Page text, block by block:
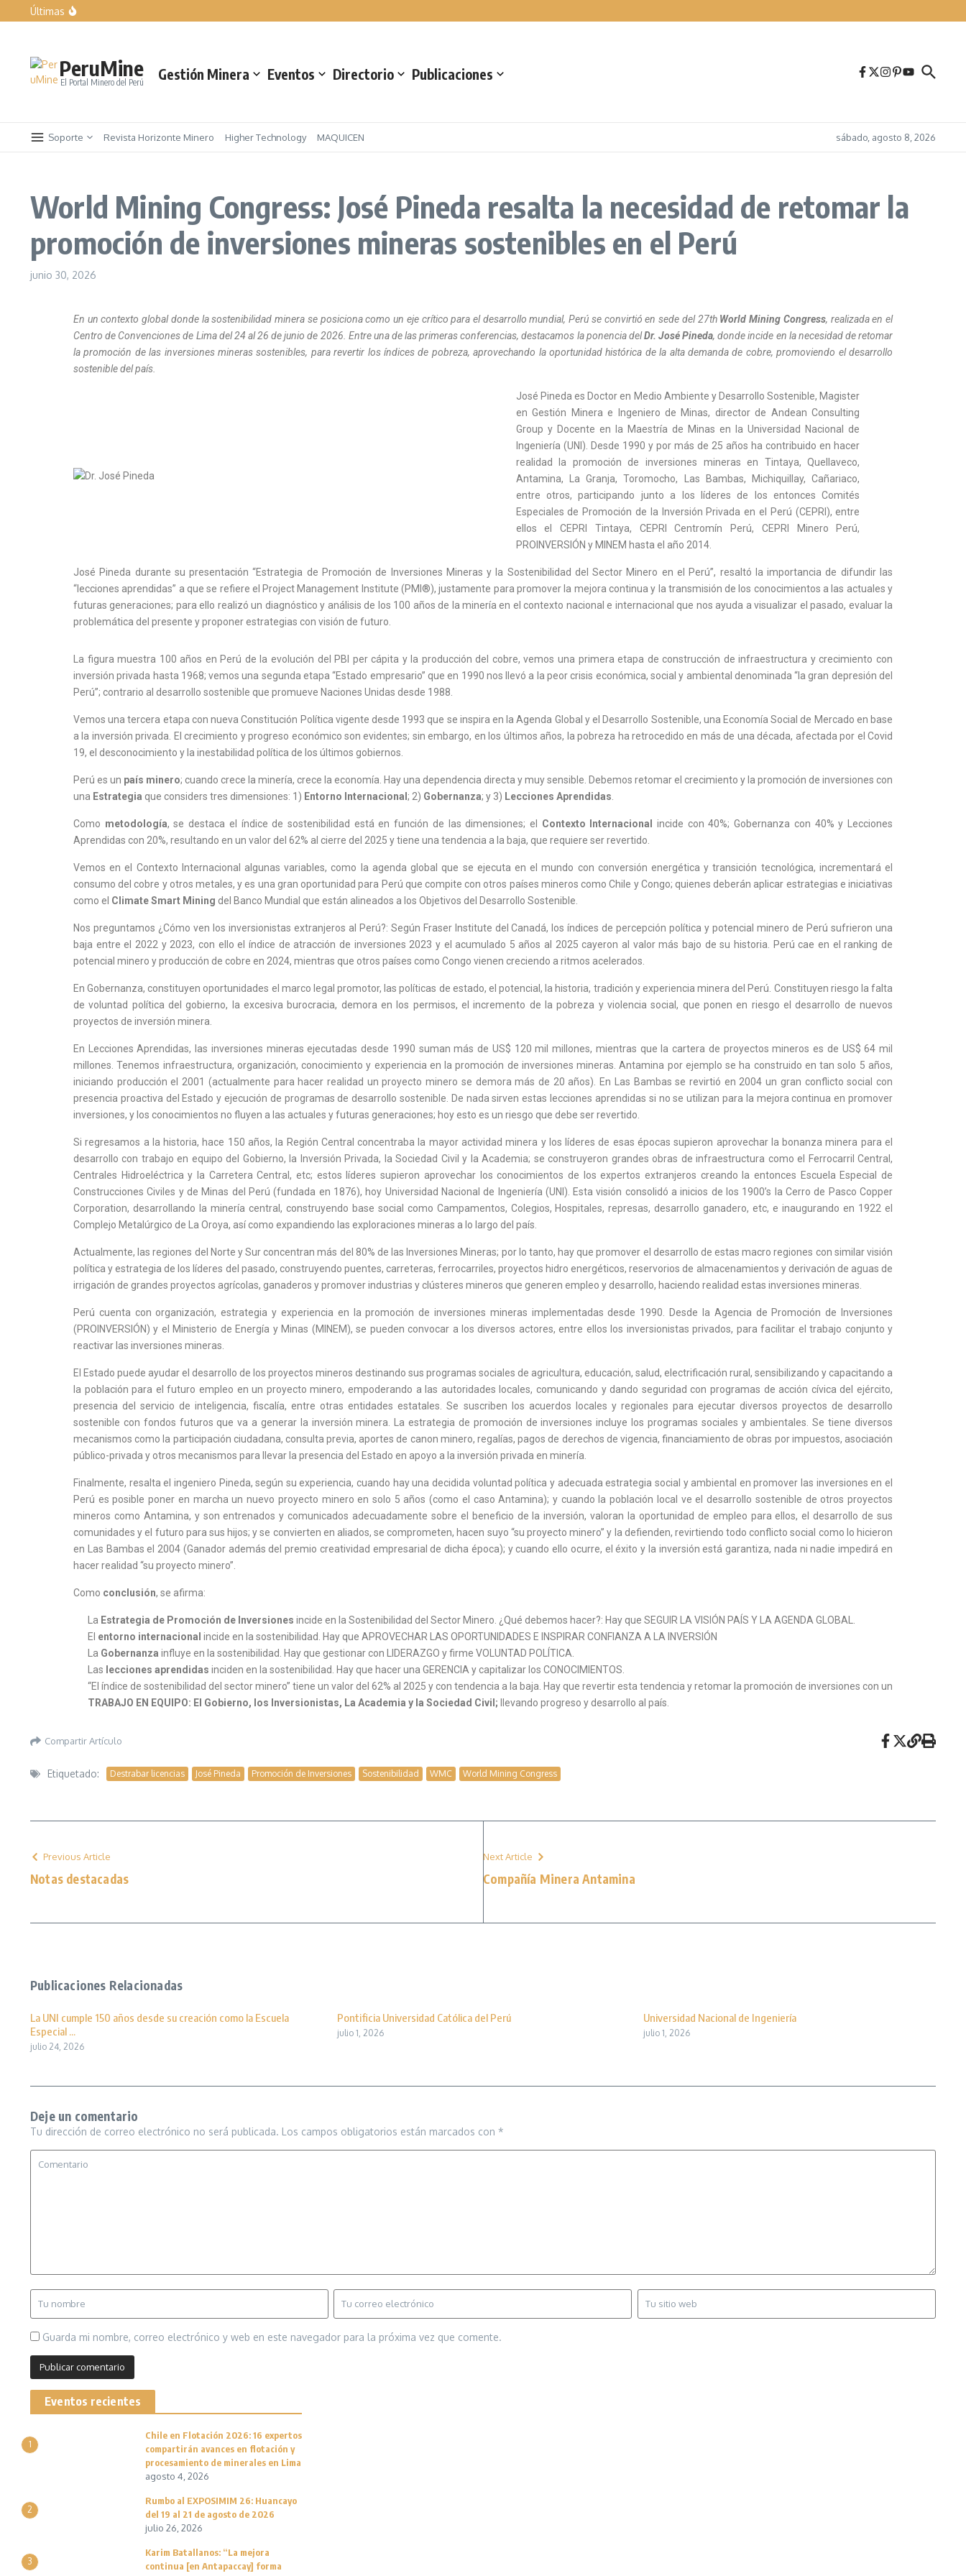
Últimas
LIQUI MOLY exhibe las soluciones para el taller del mañana en Automechanika
PeruMine
El Portal Minero del Perú Gestión Minera Eventos Directorio Publicaciones
Soporte Revista Horizonte Minero Higher Technology MAQUICEN sábado, agosto 8, 2026
World Mining Congress: José Pineda resalta la necesidad de retomar la
promoción de inversiones mineras sostenibles en el Perú
junio 30, 2026
En un contexto global donde la sostenibilidad minera se posiciona como un eje crítico para el desarrollo mundial, Perú se convirtió en sede del 27th World Mining Congress, realizada en el
Centro de Convenciones de Lima del 24 al 26 de junio de 2026. Entre una de las primeras conferencias, destacamos la ponencia delDr. José Pineda, donde incide en la necesidad de retomar
la promoción de las inversiones mineras sostenibles, para revertir los índices de pobreza, aprovechando la oportunidad histórica de la alta demanda de cobre, promoviendo el desarrollo
sostenible del país.
José Pineda es Doctor en Medio Ambiente y Desarrollo Sostenible, Magister
en Gestión Minera e Ingeniero de Minas, director de Andean Consulting
Group y Docente en la Maestría de Minas en la Universidad Nacional de
Ingeniería (UNI). Desde 1990 y por más de 25 años ha contribuido en hacer
realidad la promoción de inversiones mineras en Tintaya, Quellaveco,
Antamina, La Granja, Toromocho, Las Bambas, Michiquillay, Cañariaco,
entre otros, participando junto a los líderes de los entonces Comités
Especiales de Promoción de la Inversión Privada en el Perú (CEPRI), entre
ellos el CEPRI Tintaya, CEPRI Centromín Perú, CEPRI Minero Perú,
PROINVERSIÓN y MINEM hasta el año 2014.
José Pineda durante su presentación “Estrategia de Promoción de Inversiones Mineras y la Sostenibilidad del Sector Minero en el Perú”, resaltó la importancia de difundir las
“lecciones aprendidas” a que se refiere el Project Management Institute (PMI®), justamente para promover la mejora continua y la transmisión de los conocimientos a las actuales y
futuras generaciones; para ello realizó un diagnóstico y análisis de los 100 años de la minería en el contexto nacional e internacional que nos ayuda a visualizar el pasado, evaluar la
problemática del presente y proponer estrategias con visión de futuro.
La figura muestra 100 años en Perú de la evolución del PBI per cápita y la producción del cobre, vemos una primera etapa de construcción de infraestructura y crecimiento con
inversión privada hasta 1968; vemos una segunda etapa “Estado empresario” que en 1990 nos llevó a la peor crisis económica, social y ambiental denominada “la gran depresión del
Perú”; contrario al desarrollo sostenible que promueve Naciones Unidas desde 1988.
Vemos una tercera etapa con nueva Constitución Política vigente desde 1993 que se inspira en la Agenda Global y el Desarrollo Sostenible, una Economía Social de Mercado en base
a la inversión privada. El crecimiento y progreso económico son evidentes; sin embargo, en los últimos años, la pobreza ha retrocedido en más de una década, afectada por el Covid
19, el desconocimiento y la inestabilidad política de los últimos gobiernos.
Perú es un país minero; cuando crece la minería, crece la economía. Hay una dependencia directa y muy sensible. Debemos retomar el crecimiento y la promoción de inversiones con
una Estrategia que considers tres dimensiones: 1) Entorno Internacional ; 2) Gobernanza; y 3) Lecciones Aprendidas
Como metodología, se destaca el índice de sostenibilidad está en función de las dimensiones; el Contexto Internacional
incide con 40%; Gobernanza con 40% y Lecciones
Aprendidas con 20%, resultando en un valor del 62% al cierre del 2025 y tiene una tendencia a la baja, que requiere ser revertido.
Vemos en el Contexto Internacional algunas variables, como la agenda global que se ejecuta en el mundo con conversión energética y transición tecnológica, incrementará el
consumo del cobre y otros metales, y es una gran oportunidad para Perú que compite con otros países mineros como Chile y Congo; quienes deberán aplicar estrategias e iniciativas
como el Climate Smart Mining del Banco Mundial que están alineados a los Objetivos del Desarrollo Sostenible.
Nos preguntamos ¿Cómo ven los inversionistas extranjeros al Perú?: Según Fraser Institute del Canadá, los índices de percepción política y potencial minero de Perú sufrieron una
baja entre el 2022 y 2023, con ello el índice de atracción de inversiones 2023 y el acumulado 5 años al 2025 cayeron al valor más bajo de su historia. Perú cae en el ranking de
potencial minero y producción de cobre en 2024, mientras que otros países como Congo vienen creciendo a ritmos acelerados.
En Gobernanza, constituyen oportunidades el marco legal promotor, las políticas de estado, el potencial, la historia, tradición y experiencia minera del Perú. Constituyen riesgo la falta
de voluntad política del gobierno, la excesiva burocracia, demora en los permisos, el incremento de la pobreza y violencia social, que ponen en riesgo el desarrollo de nuevos
proyectos de inversión minera.
En Lecciones Aprendidas, las inversiones mineras ejecutadas desde 1990 suman más de US$ 120 mil millones, mientras que la cartera de proyectos mineros es de US$ 64 mil
millones. Tenemos infraestructura, organización, conocimiento y experiencia en la promoción de inversiones mineras. Antamina por ejemplo se ha construido en tan solo 5 años,
iniciando producción el 2001 (actualmente para hacer realidad un proyecto minero se demora más de 20 años). En Las Bambas se revirtió en 2004 un gran conflicto social con
presencia proactiva del Estado y ejecución de programas de desarrollo sostenible. De nada sirven estas lecciones aprendidas si no se utilizan para la mejora continua en promover
inversiones, y los conocimientos no fluyen a las actuales y futuras generaciones; hoy esto es un riesgo que debe ser revertido.
Si regresamos a la historia, hace 150 años, la Región Central concentraba la mayor actividad minera y los líderes de esas épocas supieron aprovechar la bonanza minera para el
desarrollo con trabajo en equipo del Gobierno, la Inversión Privada, la Sociedad Civil y la Academia; se construyeron grandes obras de infraestructura como el Ferrocarril Central,
Centrales Hidroeléctrica y la Carretera Central, etc; estos líderes supieron aprovechar los conocimientos de los expertos extranjeros creando la entonces Escuela Especial de
Construcciones Civiles y de Minas del Perú (fundada en 1876), hoy Universidad Nacional de Ingeniería (UNI). Esta visión consolidó a inicios de los 1900’s la Cerro de Pasco Copper
Corporation, desarrollando la minería central, construyendo base social como Campamentos, Colegios, Hospitales, represas, desarrollo ganadero, etc, e inaugurando en 1922 el
Complejo Metalúrgico de La Oroya, así como expandiendo las exploraciones mineras a lo largo del país.
Actualmente, las regiones del Norte y Sur concentran más del 80% de las Inversiones Mineras; por lo tanto, hay que promover el desarrollo de estas macro regiones con similar visión
política y estrategia de los líderes del pasado, construyendo puentes, carreteras, ferrocarriles, proyectos hidro energéticos, reservorios de almacenamientos y derivación de aguas de
irrigación de grandes proyectos agrícolas, ganaderos y promover industrias y clústeres mineros que generen empleo y desarrollo, haciendo realidad estas inversiones mineras.
Perú cuenta con organización, estrategia y experiencia en la promoción de inversiones mineras implementadas desde 1990. Desde la Agencia de Promoción de Inversiones
(PROINVERSIÓN) y el Ministerio de Energía y Minas (MINEM), se pueden convocar a los diversos actores, entre ellos los inversionistas privados, para facilitar el trabajo conjunto y
reactivar las inversiones mineras.
El Estado puede ayudar el desarrollo de los proyectos mineros destinando sus programas sociales de agricultura, educación, salud, electrificación rural, sensibilizando y capacitando a
la población para el futuro empleo en un proyecto minero, empoderando a las autoridades locales, comunicando y dando seguridad con programas de acción cívica del ejército,
presencia del servicio de inteligencia, fiscalía, entre otras entidades estatales. Se suscriben los acuerdos locales y regionales para ejecutar diversos proyectos de desarrollo
sostenible con fondos futuros que va a generar la inversión minera. La estrategia de promoción de inversiones incluye los programas sociales y ambientales. Se tiene diversos
mecanismos como la participación ciudadana, consulta previa, aportes de canon minero, regalías, pagos de derechos de vigencia, financiamiento de obras por impuestos, asociación
público-privada y otros mecanismos para llevar la presencia del Estado en apoyo a la inversión privada en minería.
Finalmente, resalta el ingeniero Pineda, según su experiencia, cuando hay una decidida voluntad política y adecuada estrategia social y ambiental en promover las inversiones en el
Perú es posible poner en marcha un nuevo proyecto minero en solo 5 años (como el caso Antamina); y cuando la población local ve el desarrollo sostenible de otros proyectos
mineros como Antamina, y son entrenados y comunicados adecuadamente sobre el beneficio de la inversión, valoran la oportunidad de empleo para ellos, el desarrollo de sus
comunidades y el futuro para sus hijos; y se convierten en aliados, se comprometen, hacen suyo “su proyecto minero” y la defienden, revirtiendo todo conflicto social como lo hicieron
en Las Bambas el 2004 (Ganador además del premio creatividad empresarial de dicha época); y cuando ello ocurre, el éxito y la inversión está garantiza, nada ni nadie impedirá en
hacer realidad “su proyecto minero”.
Como conclusión, se afirma:
La Estrategia de Promoción de Inversiones incide en la Sostenibilidad del Sector Minero. ¿Qué debemos hacer?: Hay que SEGUIR LA VISIÓN PAÍS Y LA AGENDA GLOBAL.
El entorno internacional incide en la sostenibilidad. Hay que APROVECHAR LAS OPORTUNIDADES E INSPIRAR CONFIANZA A LA INVERSIÓN
La Gobernanza influye en la sostenibilidad. Hay que gestionar con LIDERAZGO y firme VOLUNTAD POLÍTICA.
Las lecciones aprendidas inciden en la sostenibilidad. Hay que hacer una GERENCIA y capitalizar los CONOCIMIENTOS.
“El índice de sostenibilidad del sector minero” tiene un valor del 62% al 2025 y con tendencia a la baja. Hay que revertir esta tendencia y retomar la promoción de inversiones con un
TRABAJO EN EQUIPO: El Gobierno, los Inversionistas, La Academia y la Sociedad Civil; llevando progreso y desarrollo al país.
Compartir Artículo
Etiquetado: Destrabar licencias José Pineda Promoción de Inversiones Sostenibilidad WMC World Mining Congress
Previous Article
Notas destacadas
Next Article
Compañía Minera Antamina
Publicaciones Relacionadas
La UNI cumple 150 años desde su creación como la Escuela
Especial ...
julio 24, 2026
Pontificia Universidad Católica del Perú
julio 1, 2026
Universidad Nacional de Ingeniería
julio 1, 2026
Deje un comentario
Tu dirección de correo electrónico no será publicada. Los campos obligatorios están marcados con *
Guarda mi nombre, correo electrónico y web en este navegador para la próxima vez que comente.
Eventos recientes
1
Chile en Flotación 2026: 16 expertos
compartirán avances en flotación y
procesamiento de minerales en Lima
agosto 4, 2026
2
Rumbo al EXPOSIMIM 26: Huancayo
del 19 al 21 de agosto de 2026
julio 26, 2026
3
Karim Batallanos: “La mejora
continua [en Antapaccay] forma